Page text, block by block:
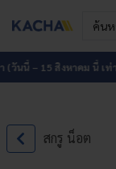
Search
for:
หน้าแรก
โปรโมชัน
– 15 สิงหาคม นี้ เท่านั้น)
สกรู น็อต